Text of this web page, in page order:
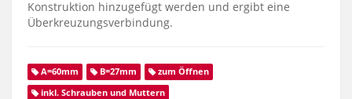
Konstruktion hinzugefügt werden und ergibt eine
Überkreuzungsverbindung.
A=60mm B=27mm
zum Öffnen
inkl. Schrauben und Muttern